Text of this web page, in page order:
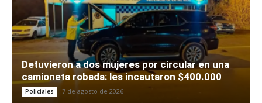
Detuvieron a dos mujeres por circular en una
camioneta robada: les incautaron $400.000
Policiales 7 de agosto de 2026